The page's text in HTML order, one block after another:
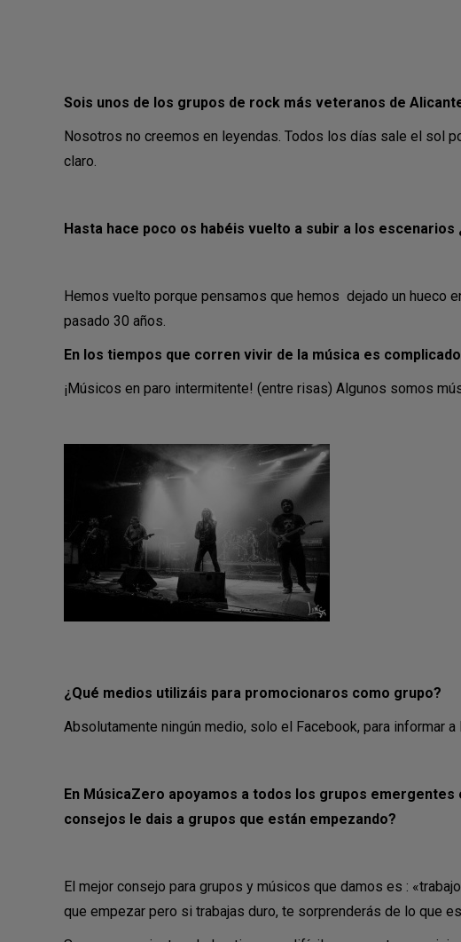
Sois unos de los grupos de rock más veteranos de
Nosotros no creemos en leyendas. Todos los días sale el sol
claro.
Hasta hace poco os habéis vuelto a subir a los
Hemos vuelto porque pensamos que hemos dejado un hueco
pasado 30 años.
En los tiempos que corren vivir de la música es
¡Músicos en paro intermitente! (entre risas) Algunos somos
¿Qué medios utilizáis para promocionaros como grupo?
Absolutamente ningún medio, solo el Facebook, para informar
En MúsicaZero apoyamos a todos los grupos
consejos le dais a grupos que están empezando?
El mejor consejo para grupos y músicos que damos es :
que empezar pero si trabajas duro, te sorprenderás de lo que